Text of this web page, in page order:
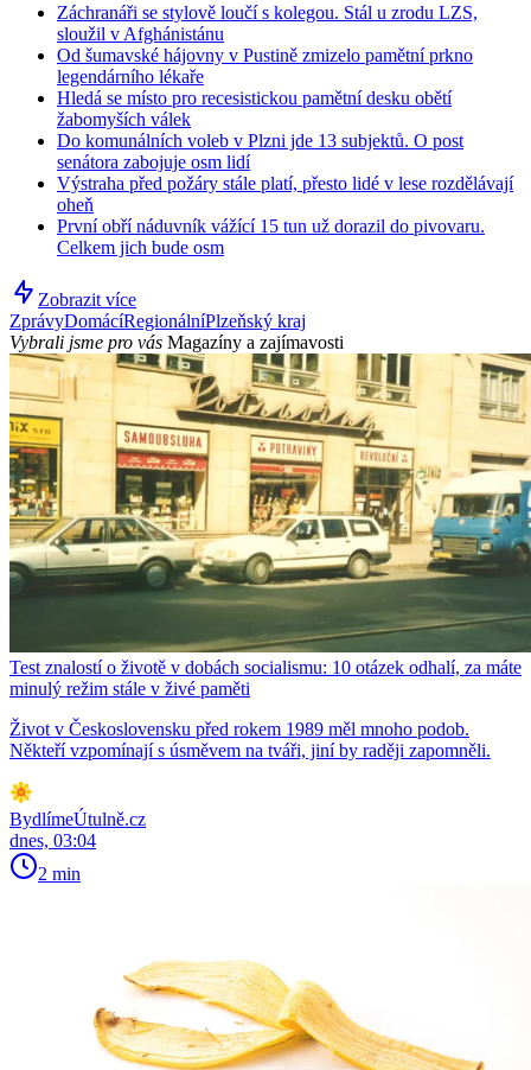
Záchranáři se stylově loučí s kolegou. Stál u zrodu LZS,
sloužil v Afghánistánu
Od šumavské hájovny v Pustině zmizelo pamětní prkno
legendárního lékaře
Hledá se místo pro recesistickou pamětní desku obětí
žabomyších válek
Do komunálních voleb v Plzni jde 13 subjektů. O post
senátora zabojuje osm lidí
Výstraha před požáry stále platí, přesto lidé v lese rozdělávají
oheň
První obří náduvník vážící 15 tun už dorazil do pivovaru.
Celkem jich bude osm
Zobrazit více
ZprávyDomácíRegionálníPlzeňský kraj
Vybrali jsme pro vás Magazíny a zajímavosti
Test znalostí o životě v dobách socialismu: 10 otázek odhalí, za máte
minulý režim stále v živé paměti
Život v Československu před rokem 1989 měl mnoho podob.
Někteří vzpomínají s úsměvem na tváři, jiní by raději zapomněli.
BydlímeÚtulně.cz
dnes, 03:04
2 min